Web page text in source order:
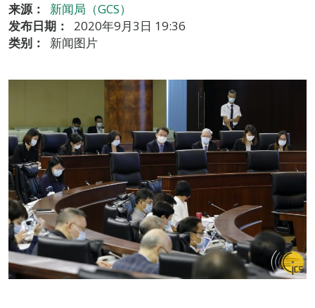
来源：
新闻局（GCS）
发布日期：
2020年9月3日 19:36
类别：
新闻图片